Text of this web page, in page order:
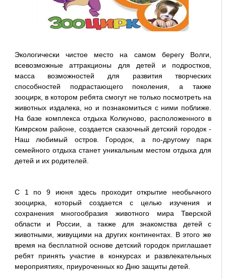
Экологически чистое место на самом берегу Волги,
всевозможные аттракционы для детей и подростков,
масса возможностей для развития творческих
способностей подрастающего поколения, а также
зооцирк, в котором ребята смогут не только посмотреть на
животных издалека, но и познакомиться с ними поближе.
На базе комплекса отдыха Колкуново, расположенного в
Кимрском районе, создается сказочный детский городок -
Наш любимый остров. Городок, а по-другому парк
семейного отдыха станет уникальным местом отдыха для
детей и их родителей.
С 1 по 9 июня здесь проходит открытие необычного
зооцирка, который создается с целью изучения и
сохранения многообразия животного мира Тверской
области и России, а также для знакомства детей с
животными, живущими на других континентах. В этого же
время на бесплатной основе детский городок приглашает
ребят принять участие в конкурсах и развлекательных
мероприятиях, приуроченных ко Дню защиты детей.